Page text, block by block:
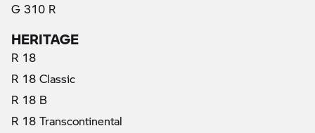
G 310 R
HERITAGE
R 18
R 18 Classic
R 18 B
R 18 Transcontinental